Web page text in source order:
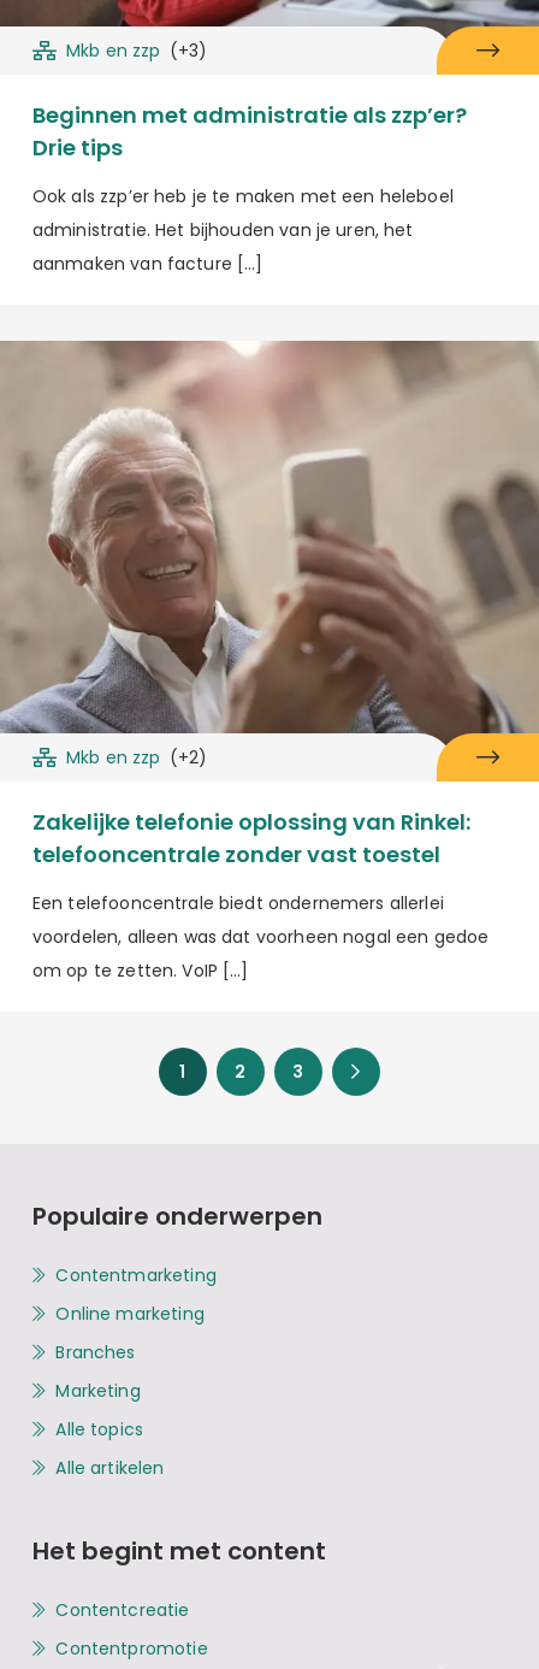
Mkb en zzp (+3)
Beginnen met administratie als zzp’er?
Drie tips
Ook als zzp’er heb je te maken met een heleboel
administratie. Het bijhouden van je uren, het
aanmaken van facture […]
Mkb en zzp (+2)
Zakelijke telefonie oplossing van Rinkel:
telefooncentrale zonder vast toestel
Een telefooncentrale biedt ondernemers allerlei
voordelen, alleen was dat voorheen nogal een gedoe
om op te zetten. VoIP […]
1 2 3
Populaire onderwerpen
Contentmarketing
Online marketing
Branches
Marketing
Alle topics
Alle artikelen
Het begint met content
Contentcreatie
Contentpromotie